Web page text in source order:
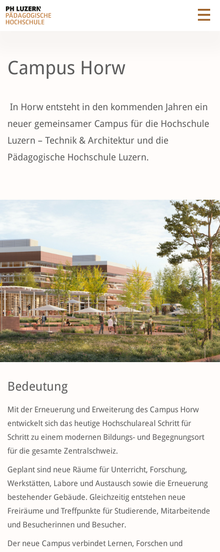
Campus Horw
In Horw entsteht in den kommenden Jahren ein
neuer gemeinsamer Campus für die Hochschule
Luzern – Technik & Architektur und die
Pädagogische Hochschule Luzern.
Bedeutung
Mit der Erneuerung und Erweiterung des Campus Horw
entwickelt sich das heutige Hochschulareal Schritt für
Schritt zu einem modernen Bildungs- und Begegnungsort
für die gesamte Zentralschweiz.
Geplant sind neue Räume für Unterricht, Forschung,
Werkstätten, Labore und Austausch sowie die Erneuerung
bestehender Gebäude. Gleichzeitig entstehen neue
Freiräume und Treffpunkte für Studierende, Mitarbeitende
und Besucherinnen und Besucher.
Der neue Campus verbindet Lernen, Forschen und